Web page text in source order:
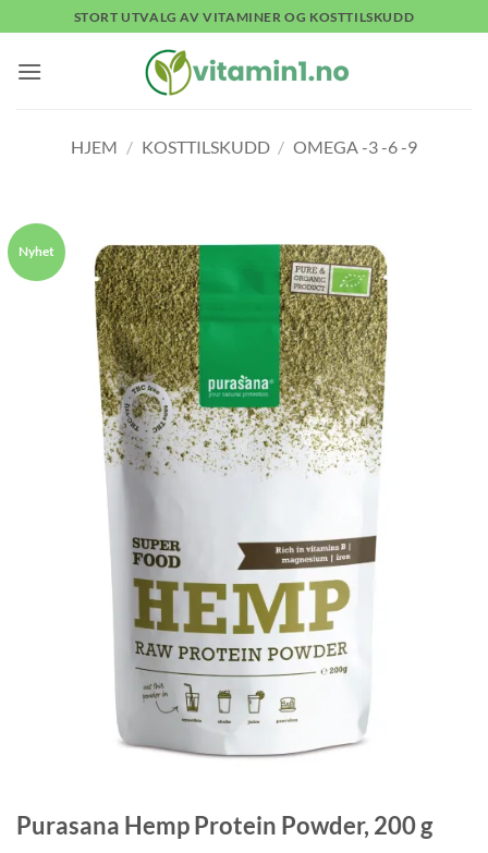
to
content
STORT UTVALG AV VITAMINER OG KOSTTILSKUDD
HJEM / KOSTTILSKUDD / OMEGA -3 -6 -9
Purasana Hemp Protein Powder, 200 g